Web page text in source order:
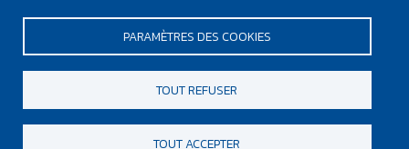
PIED DE PAGE
Mentions légales et crédits
Plan du site
Contacter Atlantic'eau
PARAMÈTRES DES COOKIES
TOUT REFUSER
TOUT ACCEPTER